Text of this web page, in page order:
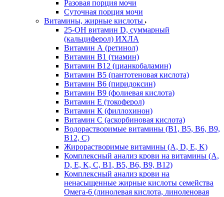
Разовая порция мочи
Суточная порция мочи
Витамины, жирные кислоты
25-OH витамин D, суммарный
(кальциферол) ИХЛА
Витамин А (ретинол)
Витамин В1 (тиамин)
Витамин В12 (цианкобаламин)
Витамин В5 (пантотеновая кислота)
Витамин В6 (пиридоксин)
Витамин В9 (фолиевая кислота)
Витамин Е (токоферол)
Витамин К (филлохинон)
Витамин С (аскорбиновая кислота)
Водорастворимые витамины (B1, B5, B6, В9,
В12, С)
Жирорастворимые витамины (A, D, E, K)
Комплексный анализ крови на витамины (A,
D, E, K, C, B1, B5, B6, В9, B12)
Комплексный анализ крови на
ненасыщенные жирные кислоты семейства
Омега-6 (линолевая кислота, линоленовая